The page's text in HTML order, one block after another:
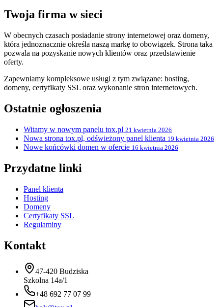
Twoja firma w sieci
W obecnych czasach posiadanie strony internetowej oraz domeny,
która jednoznacznie określa naszą markę to obowiązek. Strona taka
pozwala na pozyskanie nowych klientów oraz przedstawienie
oferty.
Zapewniamy kompleksowe usługi z tym związane: hosting,
domeny, certyfikaty SSL oraz wykonanie stron internetowych.
Ostatnie ogłoszenia
Witamy w nowym panelu tox.pl 21 kwietnia 2026
Nowa strona tox.pl, odświeżony panel klienta 19 kwietnia 2026
Nowe końcówki domen w ofercie 16 kwietnia 2026
Przydatne linki
Panel klienta
Hosting
Domeny
Certyfikaty SSL
Regulaminy
Kontakt
47-420 Budziska
Szkolna 14a/1
+48 692 77 07 99